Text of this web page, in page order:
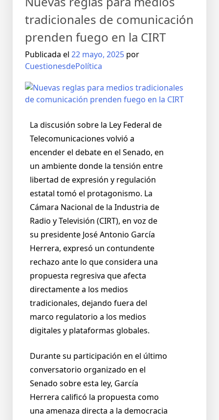
tradicionales de comunicación
prenden fuego en la CIRT
Publicada el 22 mayo, 2025 por
CuestionesdePolítica
La discusión sobre la Ley Federal de
Telecomunicaciones volvió a
encender el debate en el Senado, en
un ambiente donde la tensión entre
libertad de expresión y regulación
estatal tomó el protagonismo. La
Cámara Nacional de la Industria de
Radio y Televisión (CIRT), en voz de
su presidente José Antonio García
Herrera, expresó un contundente
rechazo ante lo que considera una
propuesta regresiva que afecta
directamente a los medios
tradicionales, dejando fuera del
marco regulatorio a los medios
digitales y plataformas globales.
Durante su participación en el último
conversatorio organizado en el
Senado sobre esta ley, García
Herrera calificó la propuesta como
una amenaza directa a la democracia